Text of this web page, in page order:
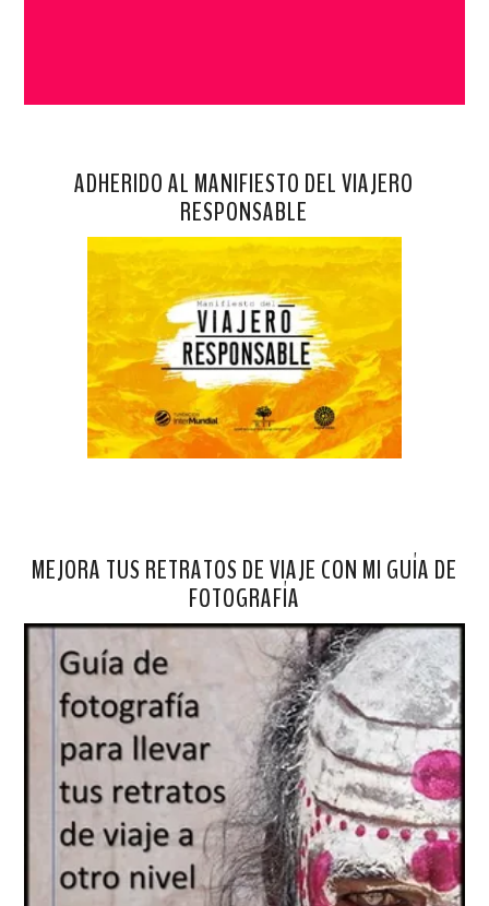
ADHERIDO AL MANIFIESTO DEL VIAJERO
RESPONSABLE
MEJORA TUS RETRATOS DE VIAJE CON MI GUÍA DE
FOTOGRAFÍA